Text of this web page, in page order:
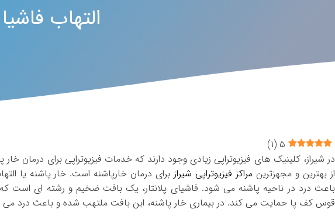
التهاب
۵ (۱)
در شیراز، کلینیک های فیزیوتراپی زیادی وجود دارند که خدمات فیزیوتراپی برای درمان خار
از بهترین و مجهزترینمراکز فیزیوتراپی شیرازبرای درمان خارپاشنه است. خار پاشنه یا
باعث درد در ناحیه پاشنه می شود. فاشیای پلانتار، یک بافت ضخیم و رشته ای است که
قوس کف پا حمایت می کند. در بیماری خار پاشنه، این بافت ملتهب شده و باعث درد